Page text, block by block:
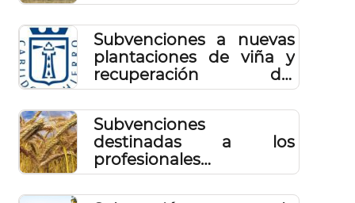
Subvenciones a nuevas
plantaciones de viña y
recuperación del
potencias productivo de
parcelas vitícolas 2022
Subvenciones
destinadas a los
profesionales
autónomos del sector
primario